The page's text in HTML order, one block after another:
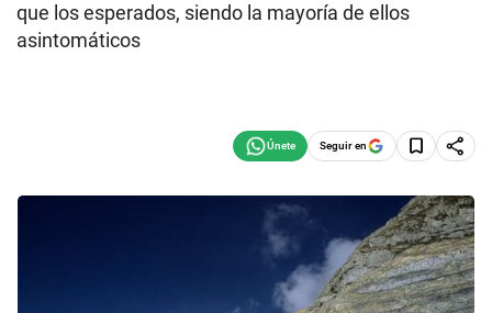
que los esperados, siendo la mayoría de ellos
asintomáticos
Seguir en